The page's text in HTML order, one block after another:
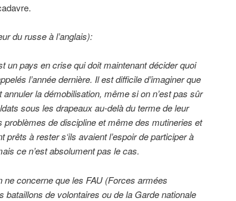
du russe à l’anglais):
un pays en crise qui doit maintenant décider quoi
l’année dernière. Il est difficile d’imaginer que
annuler la démobilisation, même si on n’est pas sûr
sous les drapeaux au-delà du terme de leur
problèmes de discipline et même des mutineries et
prêts à rester s‘ils avaient l’espoir de participer à
ce n’est absolument pas le cas.
ne concerne que les FAU (Forces armées
de volontaires ou de la Garde nationale